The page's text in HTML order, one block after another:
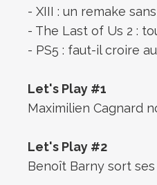
- XIII : un remake
- The Last of Us 2 :
- PS5 : faut-il croire
Let's Play #1
Maximilien Cagnard
Let's Play #2
Benoît Barny sort